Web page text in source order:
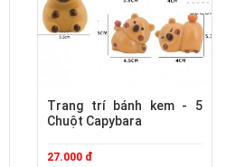
Trang trí bánh kem - 5
Chuột Capybara
27.000 đ